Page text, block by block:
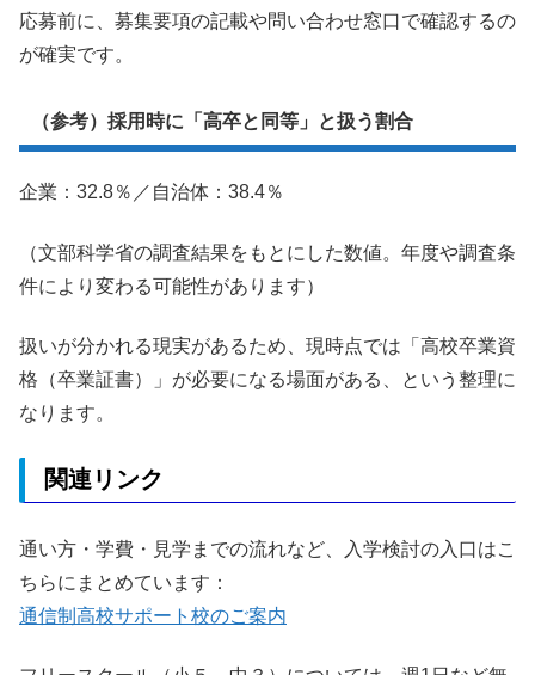
応募前に、募集要項の記載や問い合わせ窓口で確認するの
が確実です。
（参考）採用時に「高卒と同等」と扱う割合
企業：32.8％／自治体：38.4％
（文部科学省の調査結果をもとにした数値。年度や調査条
件により変わる可能性があります）
扱いが分かれる現実があるため、現時点では「高校卒業資
格（卒業証書）」が必要になる場面がある、という整理に
なります。
関連リンク
通い方・学費・見学までの流れなど、入学検討の入口はこ
ちらにまとめています：
通信制高校サポート校のご案内